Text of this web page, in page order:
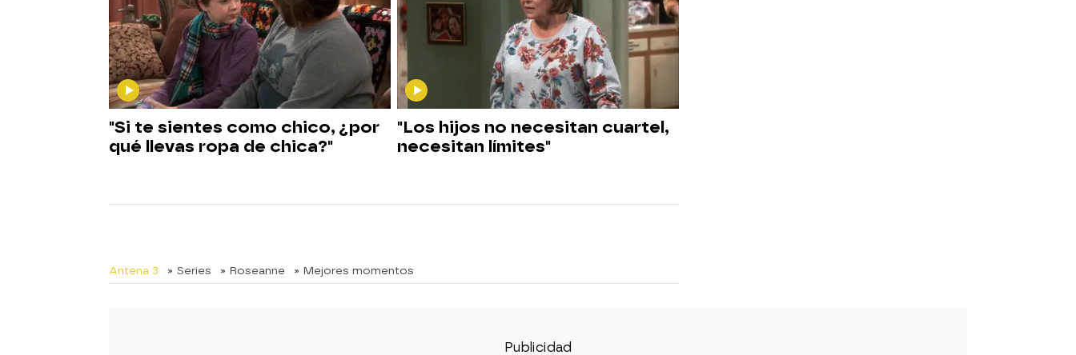
"Si te sientes como chico, ¿por
qué llevas ropa de chica?"
"Los hijos no necesitan cuartel,
necesitan límites"
Antena 3 » Series » Roseanne » Mejores momentos